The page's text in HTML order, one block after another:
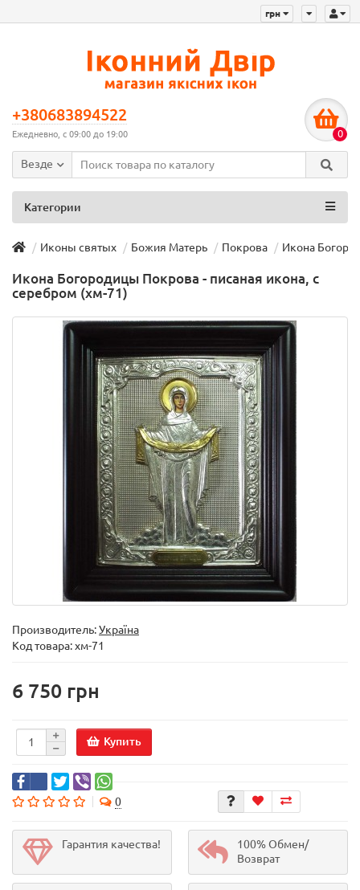
грн
+380683894522
Ежедневно, с 09:00 до 19:00 0
Везде
Категории
Иконы святых Божия Матерь Покрова Икона
Икона Богородицы Покрова - писаная икона, с
серебром (хм-71)
Производитель:Україна
Код товара:хм-71
6 750 грн
Купить
0
Гарантия качества!
100% Обмен/
Возврат